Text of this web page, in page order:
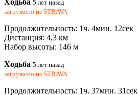
Ходьба 5 лет назад
загружено из STRAVA
Продолжительность: 1ч. 4мин. 12сек
Дистанция: 4,3 км
Набор высоты: 146 м
Ходьба 5 лет назад
загружено из STRAVA
Продолжительность: 1ч. 37мин. 31сек